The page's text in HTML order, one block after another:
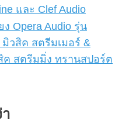
และ Clef Audio
ง Opera Audio รุ่น
มิวสิค สตรีมเมอร์ &
ค สตรีมมิ่ง ทรานสปอร์ต